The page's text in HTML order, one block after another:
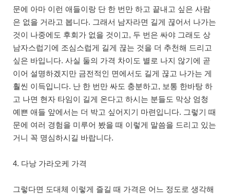
문에 아마 이런 애들이랑 단 한 번만 하고 끝내고 싶은 사람
은 없을 거라고 봅니다. 그래서 남자라면 길게 끊어서 나가는
것이 나중에도 후회가 없을 것이고, 두 번은 싸야 그래도 상
남자스럽기에 조심스럽게 길게 끊는 것을 더 추천해 드리고
싶은 바입니다. 사실 둘의 가격 차이도 별로 나지 않기에 곧
이어 설명하겠지만 금전적인 면에서도 길게 끊고 나가는 게
훨씬 이득입니다. 난 한 번만 싸도 충분하고, 보통 한바탕 하
고 나면 현자 타임이 길게 온다고 하시는 분들도 막상 엄청
예쁜 애들 앞에서는 더 박고 싶어지기 마련입니다. 그렇기 때
문에 여러 경험을 미루어 봤을 때 이렇게 말씀을 드리고 있는
거니 꼭 명심하시길 바랍니다.
4. 다낭 가라오케 가격
그렇다면 도대체 이렇게 즐길 때 가격은 어느 정도로 생각해